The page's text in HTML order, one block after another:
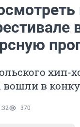
хип-
в
370